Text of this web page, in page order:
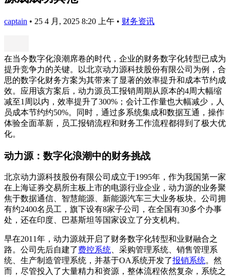
captain • 25 4 月, 2025 8:20 上午 • 财务资讯
在当今数字化浪潮席卷的时代，企业的财务数字化转型已成为
提升竞争力的关键。以北京动力源科技股份有限公司为例，合
思的数字化财务方案为其带来了显著的效率提升和成本节约成
效。应用该方案后，动力源员工报销周期从原本的4周大幅缩
减至1周以内，效率提升了300%；会计工作量也大幅减少，人
员成本节约约50%。同时，通过多系统集成和数据互通，操作
体验全面革新，员工报销流程和财务工作流程都得到了极大优
化。
动力源：数字化浪潮中的财务挑战
北京动力源科技股份有限公司成立于1995年，作为我国第一家
在上海证券交易所主板上市的电源行业企业，动力源的业务聚
焦于数据通信、智慧能源、新能源汽车三大业务板块。公司拥
有约2400名员工，旗下设有8家子公司，在全国有30多个办事
处，还在印度、巴基斯坦等国家设立了分支机构。
早在2011年，动力源就开启了财务数字化转型和业财融合之
路。公司先后自建了费控系统 、采购管理系统、销售管理系
统、生产制造管理系统，并基于OA系统开发了报销系统。然
而，尽管投入了大量精力和资源，整体流程依然复杂，系统之